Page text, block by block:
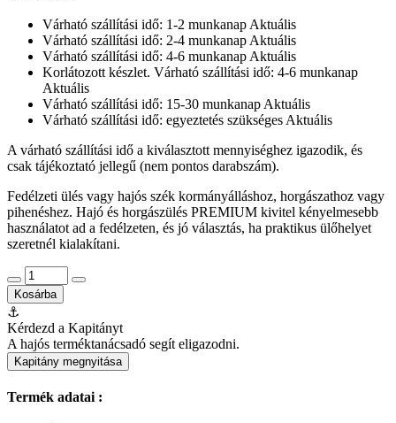
Várható szállítási idő: 1-2 munkanap Aktuális
Várható szállítási idő: 2-4 munkanap Aktuális
Várható szállítási idő: 4-6 munkanap Aktuális
Korlátozott készlet. Várható szállítási idő: 4-6 munkanap
Aktuális
Várható szállítási idő: 15-30 munkanap Aktuális
Várható szállítási idő: egyeztetés szükséges Aktuális
A várható szállítási idő a kiválasztott mennyiséghez igazodik, és
csak tájékoztató jellegű (nem pontos darabszám).
Fedélzeti ülés vagy hajós szék kormányálláshoz, horgászathoz vagy
pihenéshez. Hajó és horgászülés PREMIUM kivitel kényelmesebb
használatot ad a fedélzeten, és jó választás, ha praktikus ülőhelyet
szeretnél kialakítani.
Kosárba
⚓
Kérdezd a Kapitányt
A hajós terméktanácsadó segít eligazodni.
Kapitány megnyitása
Termék adatai :